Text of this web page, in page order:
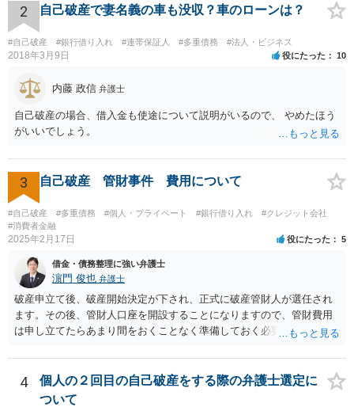
人にもならず、 返済計画が確実であると言える場合のみ 融資を受ける
ことにする他ないと思います。
2 自己破産で妻名義の車も没収？車のローンは？
#自己破産 #銀行借り入れ #連帯保証人 #多重債務 #法人・ビジネス
2018年3月9日 役にたった 10
内藤 政信 弁護士
自己破産の場合、借入金も使途について説明がいるので、 やめたほう
がいいでしょう。
3 自己破産 管財事件 費用について
#自己破産 #多重債務 #個人・プライベート #銀行借り入れ
#クレジット会社
#消費者金融
2025年2月17日 役にたった 5
借金・債務整理に強い弁護士
濵門 俊也 弁護士
破産申立て後、破産開始決定が下され、正式に破産管財人が選任され
ます。その後、管財人口座を開設することになりますので、管財費用
は申し立てたらあまり間をおくことなく準備しておく必要がありま
4
個人の２回目の自己破産をする際の弁護士選定に
ついて